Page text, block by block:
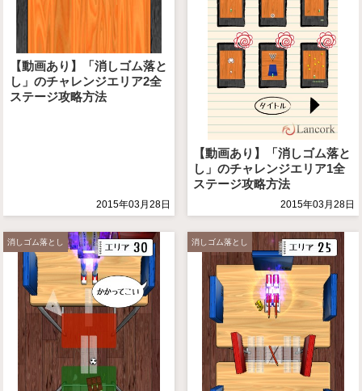
【動画あり】「消しゴム落と
し」のチャレンジエリア2全
ステージ攻略方法
2015年03月28日
【動画あり】「消しゴム落と
し」のチャレンジエリア1全
ステージ攻略方法
2015年03月28日
消しゴム落とし 消しゴム落とし